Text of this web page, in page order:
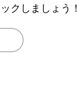
クしましょう！